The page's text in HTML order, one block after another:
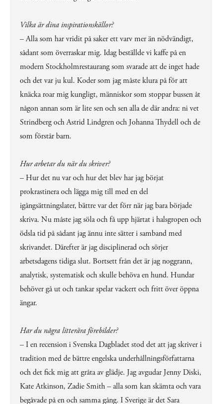
Vilka är dina inspirationskällor?
– Alla som har vridit på saker ett varv mer än nödvändigt,
sådant som överraskar mig. Idag beställde vi kaffe på en
modern Stockholmrestaurang som svarade att de inget hade
och det var ju kul. Koder som jag måste klura på för att
knäcka roar mig kungligt, människor som stoppar bussen åt
någon annan som är lite sen och sen alla de där andra: ni vet
Strindberg och Astrid Lindgren och Johanna Thydell och de
som förstår barn.
Hur arbetar du när du skriver?
– Hur det nu var och hur det blev har jag börjat
prokrastinera och lägga mig till med en del
igångsättningslater, bättre var det förr när jag bara började
skriva. Nu måste jag söla och få upp hjärtat i halsgropen och
ödsla tid på sådant jag ännu inte sätter i samband med
skrivandet. Därefter är jag disciplinerad och sörjer
arbetsdagens tidiga slut. Bortsett från det är jag noggrann,
analytisk, systematisk och skulle behöva en hund. Hundar
behöver gå ut och tankar spelar vackert och fritt över öppna
ängar.
Har du några litterära förebilder?
– I en recension i Svenska Dagbladet stod det att jag skriver i
tradition med de bättre engelska underhållningsförfattarna
och det fick mig att gråta av glädje. Jag avgudar Jenny Diski,
Kate Atkinson, Zadie Smith – alla som kan skämta och vara
begåvade på en och samma gång. I Sverige är det Sara